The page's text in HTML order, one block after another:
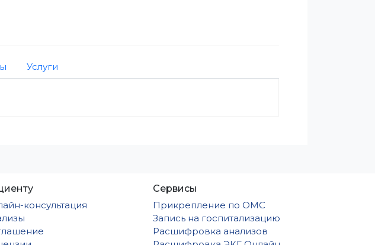
Услуги
консультация
Сервисы
Прикрепление по ОМС
Запись на госпитализацию
Расшифровка анализов